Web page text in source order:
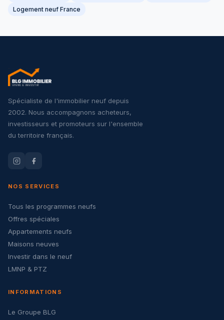
Logement neuf France
Spécialiste de l'immobilier neuf depuis
2002. Nous accompagnons acheteurs,
investisseurs et promoteurs sur l'ensemble
du territoire français.
NOS SERVICES
Tous les programmes neufs
Offres spéciales
Appartements neufs
Maisons neuves
Investir dans le neuf
LMNP & PTZ
INFORMATIONS
Le Groupe BLG